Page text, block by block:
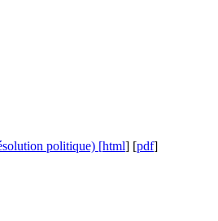
politique) [html] [pdf]